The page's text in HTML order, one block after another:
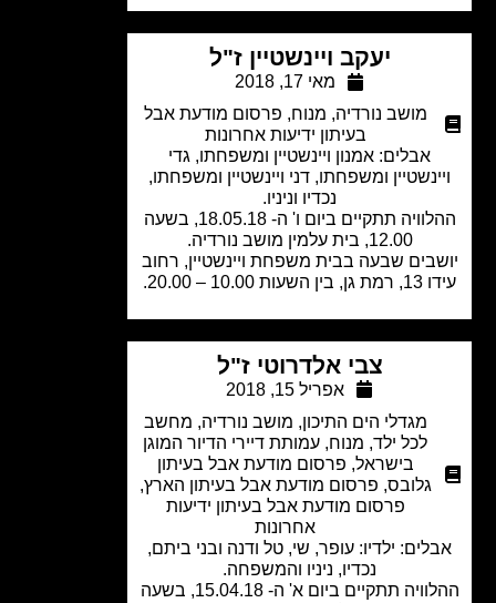
יעקב ויינשטיין ז"ל
מאי 17, 2018
מושב נורדיה, מנוח,פרסום מודעת אבל
בעיתון ידיעות אחרונות
אבלים: אמנון ויינשטיין ומשפחתו, גדי
ומשפחתו, דני ויינשטיין ומשפחתו,
נכדיו וניניו.
ההלוויה תתקיים ביום ו' ה- 18.05.18, בשעה
שבעה בבית משפחת ויינשטיין, רחוב
צבי אלדרוטי ז"ל
אפריל 15, 2018
מגדלי הים התיכון, מושב נורדיה, מחשב
,מנוח,עמותת דיירי הדיור המוגן
בישראל,פרסום מודעת אבל בעיתון
גלובס
פרסום מודעת אבל בעיתון הארץ,
פרסום מודעת אבל בעיתון ידיעות
אחרונות
ילדיו: עופר, שי, טל ודנה ובני ביתם,
נכדיו, ניניו והמשפחה.
ההלוויה תתקיים ביום א' ה- 15.04.18, בשעה